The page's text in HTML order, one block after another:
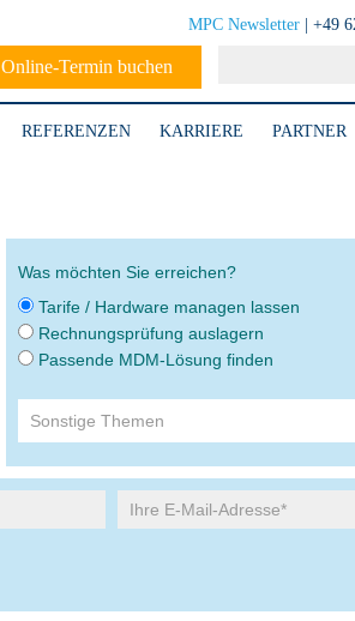
MPC Newsletter | +49
Online-Termin buchen
REFERENZEN KARRIERE PARTNER
Was möchten Sie erreichen?
Tarife / Hardware managen lassen
Rechnungsprüfung auslagern
Passende MDM-Lösung finden